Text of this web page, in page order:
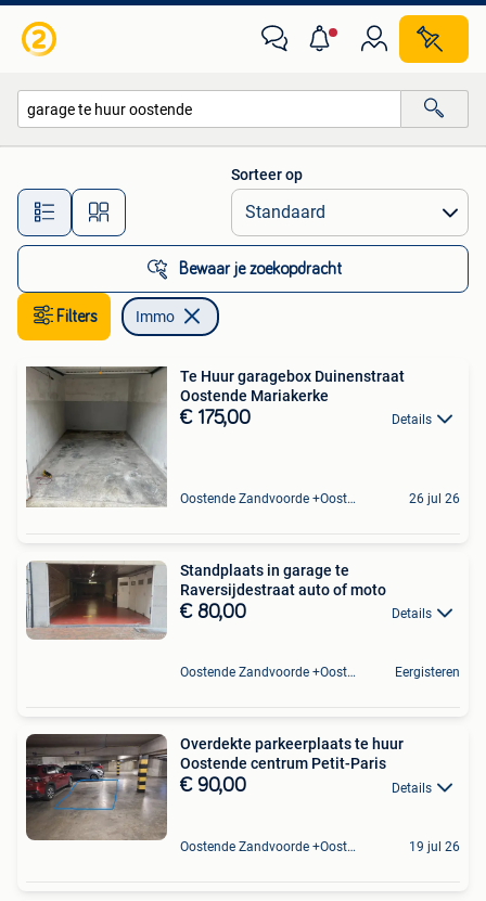
Alle afstanden…
Sorteer op
Bewaar je zoekopdracht
Filters Immo
Te Huur garagebox Duinenstraat
Oostende Mariakerke
€ 175,00 Details
Oostende Zandvoorde +Oostende 26 jul 26
Standplaats in garage te
Raversijdestraat auto of moto
€ 80,00 Details
Oostende Zandvoorde +Oostende Eergisteren
Overdekte parkeerplaats te huur
Oostende centrum Petit-Paris
€ 90,00 Details
Oostende Zandvoorde +Oostende 19 jul 26